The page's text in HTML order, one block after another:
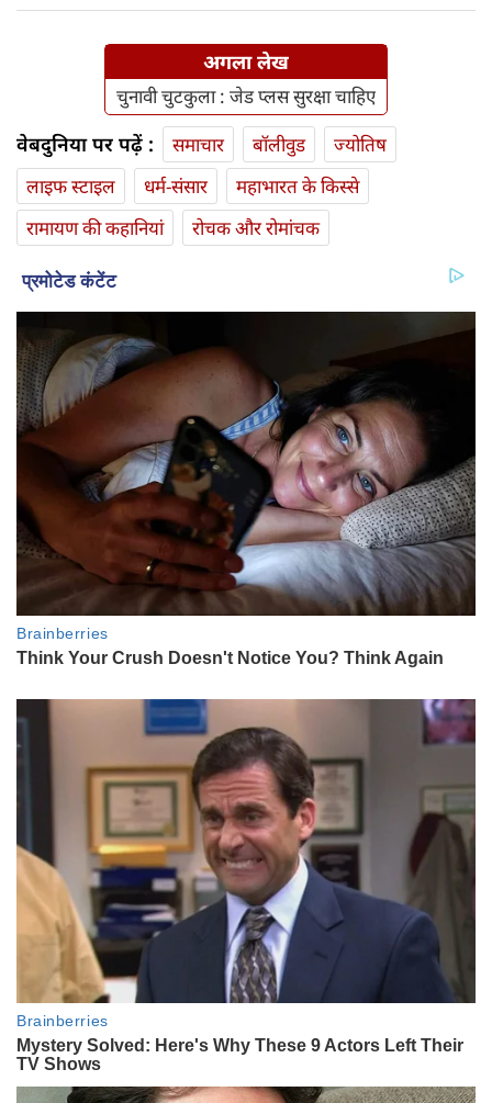
अगला लेख
चुनावी चुटकुला : जेड प्लस सुरक्षा चाहिए
वेबदुनिया पर पढ़ें : समाचार बॉलीवुड
ज्योतिष
लाइफ स्‍टाइल
धर्म-संसार
महाभारत के किस्से
रामायण की कहानियां
रोचक और रोमांचक